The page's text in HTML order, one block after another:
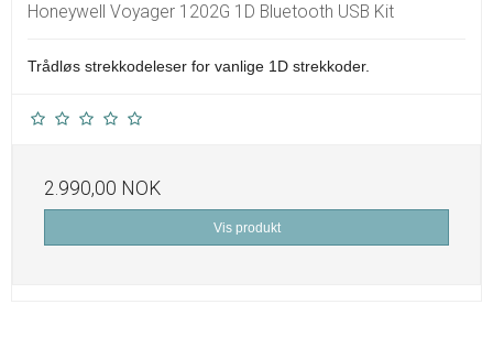
Honeywell Voyager 1202G 1D Bluetooth USB Kit
Trådløs strekkodeleser for vanlige 1D strekkoder.
2.990,00 NOK
Vis produkt